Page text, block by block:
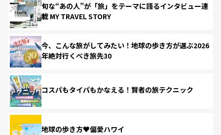
旬な“あの人”が「旅」をテーマに語るインタビュー連
載 MY TRAVEL STORY
今、こんな旅がしてみたい！地球の歩き方が選ぶ2026
年絶対行くべき旅先30
コスパもタイパもかなえる！賢者の旅テクニック
地球の歩き方♥偏愛ハワイ